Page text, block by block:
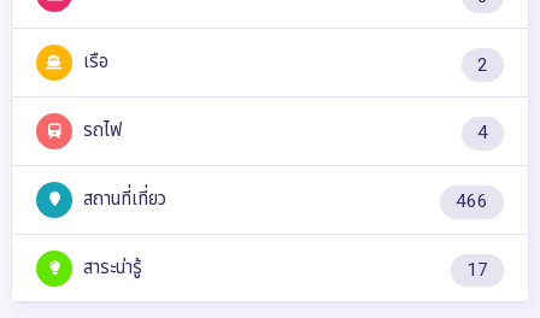
เรือ 2
รถไฟ 4
สถานที่เที่ยว 466
สาระน่ารู้ 17